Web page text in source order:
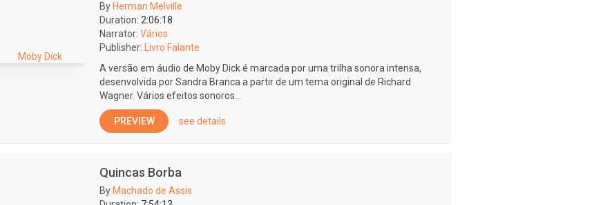
By Herman Melville
Duration: 2:06:18
Narrator: Vários
Publisher:
Livro Falante
A versão em áudio de Moby Dick é marcada por uma trilha sonora intensa,
desenvolvida por Sandra Branca a partir de um tema original de Richard
Wagner. Vários efeitos sonoros...
PREVIEW see details
Quincas Borba
By Machado de Assis